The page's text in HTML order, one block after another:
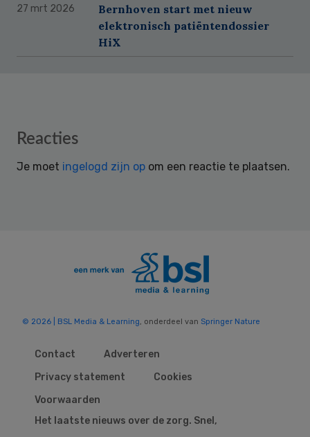
27 mrt 2026
Bernhoven start met nieuw
elektronisch patiëntendossier
HiX
Reader
Reacties
Je moet ingelogd zijn op om een reactie te plaatsen.
© 2026 | BSL Media & Learning , onderdeel van Springer Nature
Contact
Adverteren
Privacy statement
Cookies
Voorwaarden
Het laatste nieuws over de zorg. Snel,